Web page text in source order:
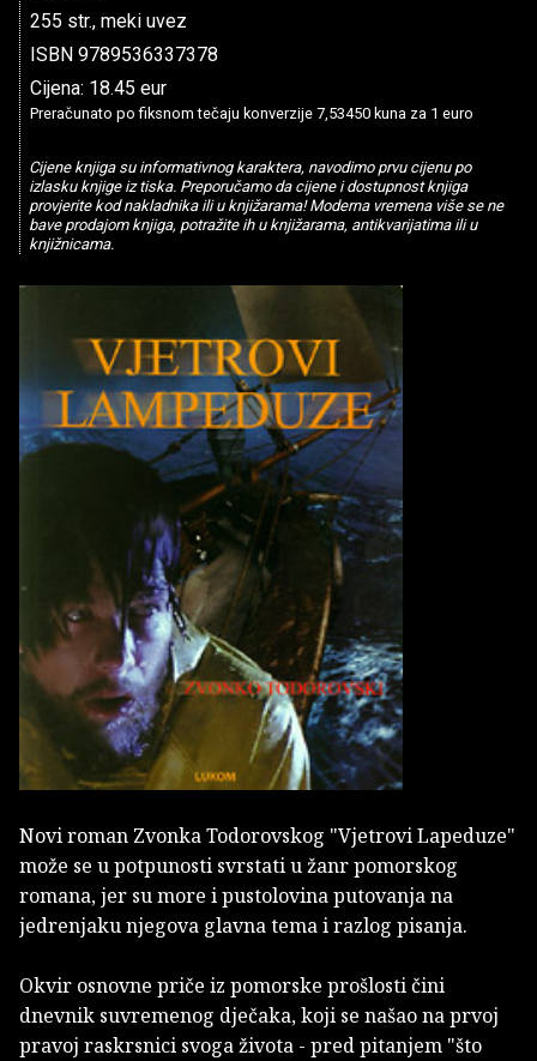
255 str., meki uvez
ISBN 9789536337378
Cijena: 18.45 eur
Preračunato po fiksnom tečaju konverzije 7,53450 kuna za 1 euro
Cijene knjiga su informativnog karaktera, navodimo prvu cijenu po
izlasku knjige iz tiska. Preporučamo da cijene i dostupnost knjiga
provjerite kod nakladnika ili u knjižarama! Moderna vremena više se ne
bave prodajom knjiga, potražite ih u knjižarama, antikvarijatima ili u
knjižnicama.
Novi roman Zvonka Todorovskog "Vjetrovi Lapeduze"
može se u potpunosti svrstati u žanr pomorskog
romana, jer su more i pustolovina putovanja na
jedrenjaku njegova glavna tema i razlog pisanja.
Okvir osnovne priče iz pomorske prošlosti čini
dnevnik suvremenog dječaka, koji se našao na prvoj
pravoj raskrsnici svoga života - pred pitanjem "što